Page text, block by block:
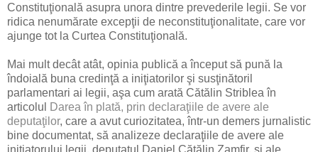
Constituţională asupra unora dintre prevederile legii. Se vor
ridica nenumărate excepţii de neconstituţionalitate, care vor
ajunge tot la Curtea Constituţională.
Mai mult decât atât, opinia publică a început să pună la
îndoială buna credinţă a iniţiatorilor şi susţinătoril
parlamentari ai legii, aşa cum arată Cătălin Striblea în
articolul
Darea în plată, prin declaraţiile de avere ale
deputaţilor, care a avut curiozitatea, într-un demers jurnalistic
bine documentat, să analizeze declaraţiile de avere ale
iniţiatorului legii, deputatul Daniel Cătălin Zamfir, şi ale